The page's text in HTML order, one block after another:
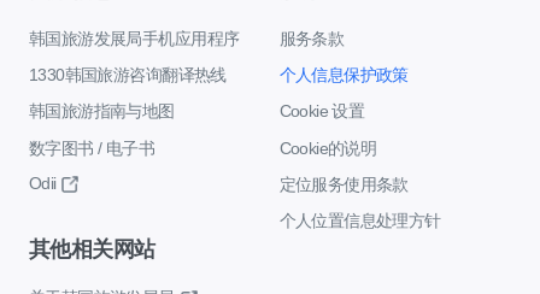
韩国旅游发展局手机应用程序
1330韩国旅游咨询翻译热线
韩国旅游指南与地图
数字图书 / 电子书
Odii
服务条款
个人信息保护政策
Cookie 设置
Cookie的说明
定位服务使用条款
个人位置信息处理方针
其他相关网站